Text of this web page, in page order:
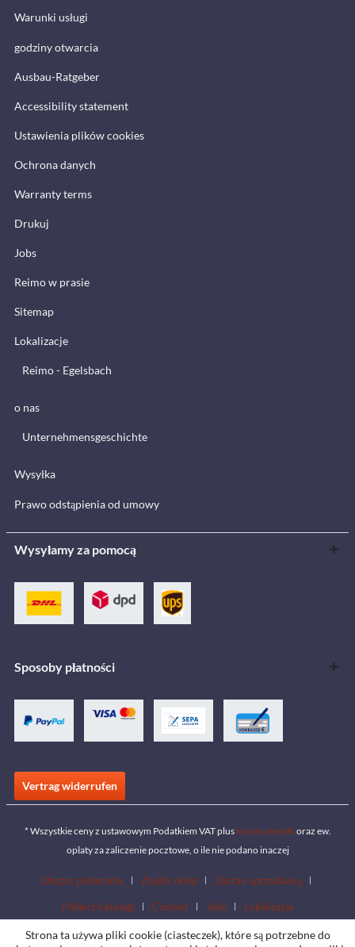
Warunki usługi
godziny otwarcia
Ausbau-Ratgeber
Accessibility statement
Ustawienia plików cookies
Ochrona danych
Warranty terms
Drukuj
Jobs
Reimo w prasie
Sitemap
Lokalizacje
Reimo - Egelsbach
o nas
Unternehmensgeschichte
Wysyłka
Prawo odstąpienia od umowy
Wysyłamy za pomocą
Sposoby płatności
Vertrag widerrufen
* Wszystkie ceny z ustawowym Podatkiem VAT plus koszty wysyłki oraz ew.
opłaty za zaliczenie pocztowe, o ile nie podano inaczej
Obszar pobierania Znajdź sklep Zostań sprzedawcą
Pobierz katalogi Contact Jobs Lokalizacje
Strona ta używa pliki cookie (ciasteczek), które są potrzebne do